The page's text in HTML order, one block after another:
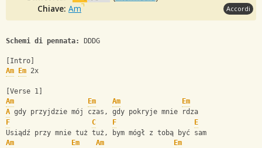
Chiave: Am Accordi
Schemi di pennata: DDDG
[Intro]
Am
Em 2x
[Verse 1]
Am
Em Am
Em
A gdy przyjdzie mój czas, gdy pokryje mnie rdza
F
C F
E
Usiądź przy mnie tuż tuż, bym mógł z tobą być sam
Am
Em Am
Em